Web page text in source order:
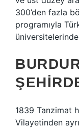
300’den fazla
programıyla
1839 Tanzimat
Vilayetinden